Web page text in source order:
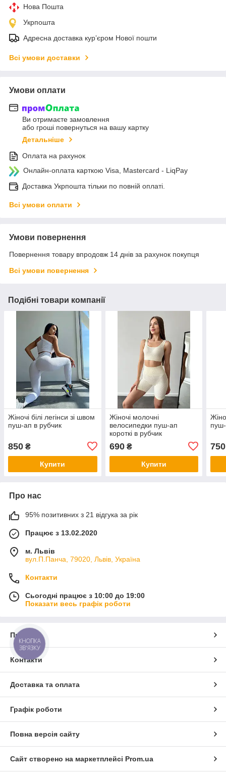
Нова Пошта
Укрпошта
Адресна доставка курʼєром Нової пошти
Всі умови доставки
Умови оплати
Ви отримаєте замовлення
або гроші повернуться на вашу картку
Детальніше
Оплата на рахунок
Онлайн-оплата карткою Visa, Mastercard - LiqPay
Доставка Укрпошта тільки по повній оплаті.
Всі умови оплати
Умови повернення
Повернення товару впродовж 14 днів за рахунок покупця
Всі умови повернення
Подібні товари компанії
Жіночі білі легінси зі швом
пуш-ап в рубчик
850 ₴
Купити
Жіночі молочні
велосипедки пуш-ап
короткі в рубчик
690₴
Купити
пуш-
750
Про нас
95% позитивних з 21 відгука за рік
Працює з 13.02.2020
м. Львів
вул.П.Панча, 79020, Львів, Україна
Контакти
Сьогодні працює з 10:00 до 19:00
Показати весь графік роботи
Про нас
Контакти
Доставка та оплата
Графік роботи
Повна версія сайту
Сайт створено на маркетплейсі Prom.ua
КНОПКА
ЗВ'ЯЗКУ